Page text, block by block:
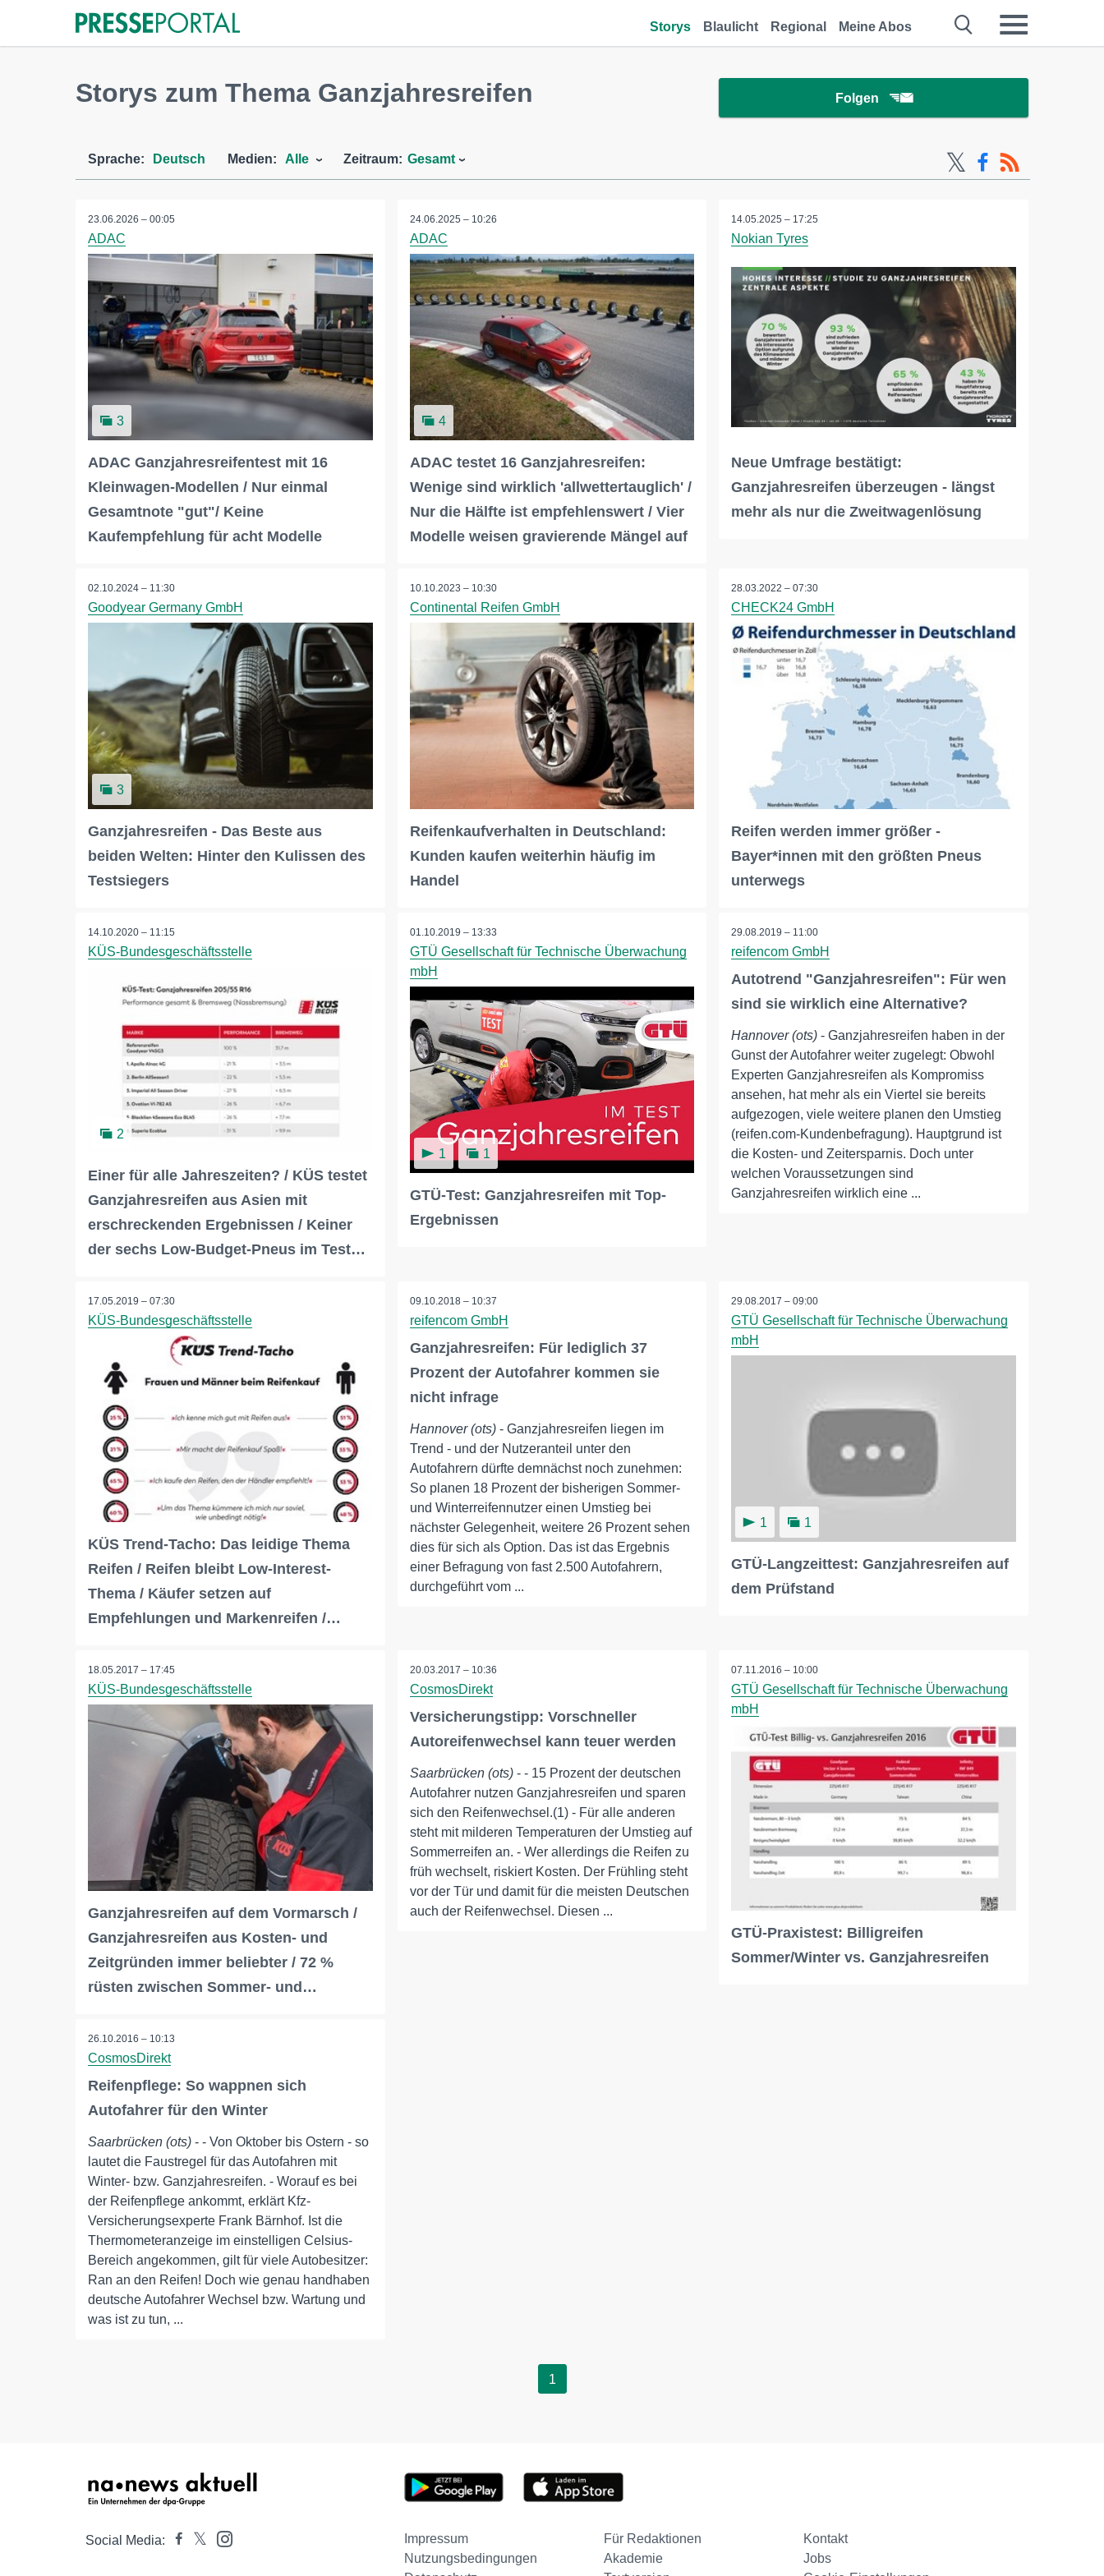
Storys Blaulicht Regional Meine Abos
Storys zum Thema Ganzjahresreifen Folgen
Sprache: Deutsch Medien: Alle Zeitraum: Gesamt
23.06.2026 – 00:05
ADAC
3
ADAC Ganzjahresreifentest mit 16
Kleinwagen-Modellen / Nur einmal
Gesamtnote "gut"/ Keine
Kaufempfehlung für acht Modelle
24.06.2025 – 10:26
ADAC
4
ADAC testet 16 Ganzjahresreifen:
Wenige sind wirklich 'allwettertauglich' /
Nur die Hälfte ist empfehlenswert / Vier
Modelle weisen gravierende Mängel auf
14.05.2025 – 17:25
Nokian Tyres
Neue Umfrage bestätigt:
Ganzjahresreifen überzeugen - längst
mehr als nur die Zweitwagenlösung
02.10.2024 – 11:30
Goodyear Germany GmbH
3
Ganzjahresreifen - Das Beste aus
beiden Welten: Hinter den Kulissen des
Testsiegers
10.10.2023 – 10:30
Continental Reifen GmbH
Reifenkaufverhalten in Deutschland:
Kunden kaufen weiterhin häufig im
Handel
28.03.2022 – 07:30
CHECK24 GmbH
Reifen werden immer größer -
Bayer*innen mit den größten Pneus
unterwegs
14.10.2020 – 11:15
KÜS-Bundesgeschäftsstelle
2
Einer für alle Jahreszeiten? / KÜS testet
Ganzjahresreifen aus Asien mit
erschreckenden Ergebnissen / Keiner
der sechs Low-Budget-Pneus im Test…
01.10.2019 – 13:33
GTÜ Gesellschaft für Technische Überwachung
mbH
1 1
GTÜ-Test: Ganzjahresreifen mit Top-
Ergebnissen
29.08.2019 – 11:00
reifencom GmbH
Autotrend "Ganzjahresreifen": Für wen
sind sie wirklich eine Alternative?
Hannover (ots) - Ganzjahresreifen haben in der
Gunst der Autofahrer weiter zugelegt: Obwohl
Experten Ganzjahresreifen als Kompromiss
ansehen, hat mehr als ein Viertel sie bereits
aufgezogen, viele weitere planen den Umstieg
(reifen.com-Kundenbefragung). Hauptgrund ist
die Kosten- und Zeitersparnis. Doch unter
welchen Voraussetzungen sind
Ganzjahresreifen wirklich eine ...
17.05.2019 – 07:30
KÜS-Bundesgeschäftsstelle
KÜS Trend-Tacho: Das leidige Thema
Reifen / Reifen bleibt Low-Interest-
Thema / Käufer setzen auf
Empfehlungen und Markenreifen /…
09.10.2018 – 10:37
reifencom GmbH
Ganzjahresreifen: Für lediglich 37
Prozent der Autofahrer kommen sie
nicht infrage
Hannover (ots)- Ganzjahresreifen liegen im
Trend - und der Nutzeranteil unter den
Autofahrern dürfte demnächst noch zunehmen:
So planen 18 Prozent der bisherigen Sommer-
und Winterreifennutzer einen Umstieg bei
nächster Gelegenheit, weitere 26 Prozent sehen
dies für sich als Option. Das ist das Ergebnis
einer Befragung von fast 2.500 Autofahrern,
durchgeführt vom ...
29.08.2017 – 09:00
GTÜ Gesellschaft für Technische Überwachung
mbH
1 1
GTÜ-Langzeittest: Ganzjahresreifen auf
dem Prüfstand
18.05.2017 – 17:45
KÜS-Bundesgeschäftsstelle
Ganzjahresreifen auf dem Vormarsch /
Ganzjahresreifen aus Kosten- und
Zeitgründen immer beliebter / 72 %
rüsten zwischen Sommer- und…
20.03.2017 – 10:36
CosmosDirekt
Versicherungstipp: Vorschneller
Autoreifenwechsel kann teuer werden
Saarbrücken (ots)- - 15 Prozent der deutschen
Autofahrer nutzen Ganzjahresreifen und sparen
sich den Reifenwechsel.(1) - Für alle anderen
steht mit milderen Temperaturen der Umstieg auf
Sommerreifen an. - Wer allerdings die Reifen zu
früh wechselt, riskiert Kosten. Der Frühling steht
vor der Tür und damit für die meisten Deutschen
auch der Reifenwechsel. Diesen ...
07.11.2016 – 10:00
GTÜ Gesellschaft für Technische Überwachung
mbH
GTÜ-Praxistest: Billigreifen
Sommer/Winter vs. Ganzjahresreifen
26.10.2016 – 10:13
CosmosDirekt
Reifenpflege: So wappnen sich
Autofahrer für den Winter
Saarbrücken (ots) - - Von Oktober bis Ostern - so
lautet die Faustregel für das Autofahren mit
Winter- bzw. Ganzjahresreifen. - Worauf es bei
der Reifenpflege ankommt, erklärt Kfz-
Versicherungsexperte Frank Bärnhof. Ist die
Thermometeranzeige im einstelligen Celsius-
Bereich angekommen, gilt für viele Autobesitzer:
Ran an den Reifen! Doch wie genau handhaben
deutsche Autofahrer Wechsel bzw. Wartung und
was ist zu tun, ...
1
Social Media: Impressum Für Redaktionen
Kontakt
Nutzungsbedingungen
Akademie
Jobs